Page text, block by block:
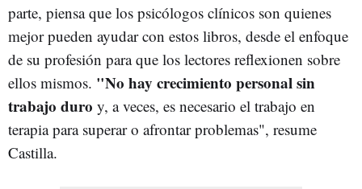
parte, piensa que los psicólogos clínicos son quienes
mejor pueden ayudar con estos libros, desde el enfoque
de su profesión para que los lectores reflexionen sobre
ellos mismos. "No hay crecimiento personal sin
trabajo duro y, a veces, es necesario el trabajo en
terapia para superar o afrontar problemas", resume
Castilla.